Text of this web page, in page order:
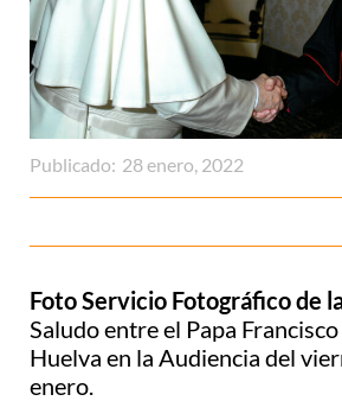
Publicado: 28 enero, 2022
Foto Servicio Fotográfico de
Saludo entre el Papa
Huelva en la Audiencia del
enero.